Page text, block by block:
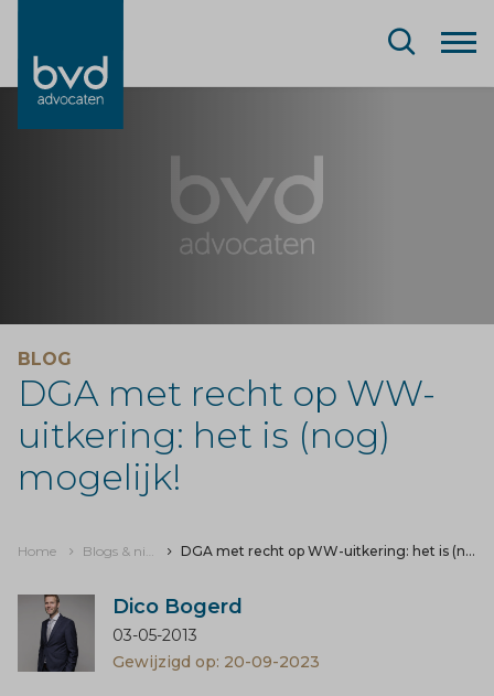
BLOG
DGA met recht op WW-
uitkering: het is (nog)
mogelijk!
Home DGA met recht op WW-uitkering: het is (nog) mogelijk!
Dico Bogerd
03-05-2013
Gewijzigd op: 20-09-2023